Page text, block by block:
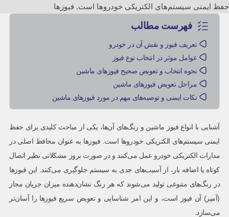
حفظ ایمنی سیستم‌های الکتریکی خودروها است. فیوزها
فهرست مطالب
تعریف فیوز و نقش آن در خودرو
عوامل موثر در انتخاب نوع فیوز
نحوه انتخاب و تعویض صحیح فیوزهای ماشین
مراحل تعویض فیوزهای ماشین
نکات ایمنی و توصیه‌های مهم در مورد فیوزهای ماشین
آشنایی با انواع فیوز ماشین و رنگ‌های آن‌ها، یکی از مباحث کلیدی برای حفظ
ایمنی سیستم‌های الکتریکی خودروها است. فیوزها به عنوان محافظ اصلی در
مدارات الکتریکی خودرو عمل می‌کنند و در صورت بروز مشکلاتی نظیر اتصال
کوتاه یا اضافه بار، از آسیب‌های جدی به سیستم جلوگیری می‌کنند. این فیوزها
در رنگ‌های متنوعی تولید می‌شوند که هر رنگ نشان‌دهنده میزان جریان مجاز
(آمپر) آن فیوز است، و این امر شناسایی و تعویض سریع فیوزها را آسان‌تر
می‌سازد.